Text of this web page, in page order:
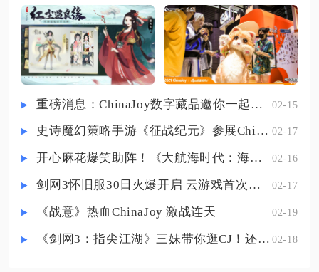
分场景配装逻辑后，既能降低入场
成本，又能显著提升撤离成功率与
对战胜率。防具板块优先区分撤离
搜
于冥龙锁定后的攻击判定会小幅延
迟，给玩家留出更充足的操作缓冲
窗口，大幅降低新手驯龙失误概
率。实操前需要做好基础筹备，优
先选择墓土四龙图作为练习场地，
匀，冥龙巡逻路线清晰，不会出现
狭小空间内多龙合围的危险情况，
重磅消息：ChinaJoy数字藏品邀你一起评选 02-15
史诗魔幻策略手游《征战纪元》参展ChinaJoy，SLG与放置融合玩法来袭 02-17
开心麻花爆笑助阵！《大航海时代：海上霸主》亮相China Joy 02-16
剑网3怀旧服30日火爆开启 云游戏首次亮相CJ打造舒适畅玩体验 02-17
《战意》热血ChinaJoy 激战连天 02-19
《剑网3：指尖江湖》三妹带你逛CJ！还有惊喜嘉宾现场约定你！ 02-18